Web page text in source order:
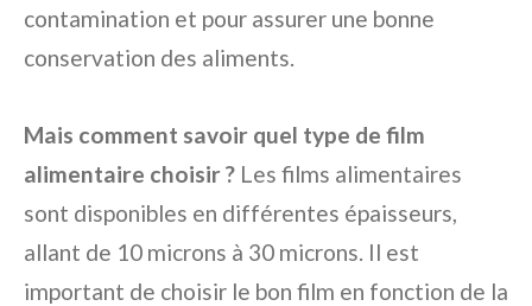
contamination et pour assurer une bonne
conservation des aliments.
Mais comment savoir quel type de film
alimentaire choisir ? Les films alimentaires
sont disponibles en différentes épaisseurs,
allant de 10 microns à 30 microns. Il est
important de choisir le bon film en fonction de la